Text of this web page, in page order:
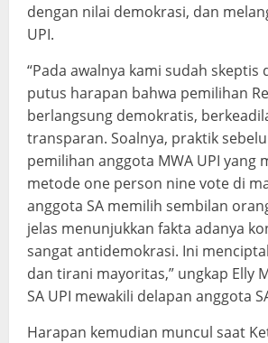
dengan nilai demokrasi, dan
UPI.
“Pada awalnya kami sudah skeptis
putus harapan bahwa pemilihan
berlangsung demokratis,
transparan. Soalnya, praktik
pemilihan anggota MWA UPI yang
metode one person nine vote di
anggota SA memilih sembilan
jelas menunjukkan fakta adanya
sangat antidemokrasi. Ini
dan tirani mayoritas,” ungkap Elly
SA UPI mewakili delapan anggota
Harapan kemudian muncul saat